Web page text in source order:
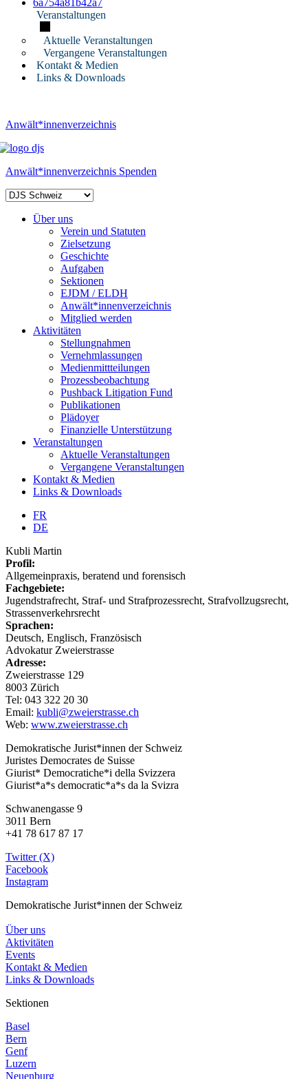
6a754a81b42a7
Veranstaltungen
Aktuelle Veranstaltungen
Vergangene Veranstaltungen
Kontakt & Medien
Links & Downloads
Anwält*innenverzeichnis
Anwält*innenverzeichnis Spenden
Über uns
Verein und Statuten
Zielsetzung
Geschichte
Aufgaben
Sektionen
EJDM / ELDH
Anwält*innenverzeichnis
Mitglied werden
Aktivitäten
Stellungnahmen
Vernehmlassungen
Medienmittteilungen
Prozessbeobachtung
Pushback Litigation Fund
Publikationen
Plädoyer
Finanzielle Unterstützung
Veranstaltungen
Aktuelle Veranstaltungen
Vergangene Veranstaltungen
Kontakt & Medien
Links & Downloads
FR
DE
Kubli Martin
Profil:
Allgemeinpraxis, beratend und forensisch
Fachgebiete:
Jugendstrafrecht, Straf- und Strafprozessrecht, Strafvollzugsrecht,
Strassenverkehrsrecht
Sprachen:
Deutsch, Englisch, Französisch
Advokatur Zweierstrasse
Adresse:
Zweierstrasse 129
8003 Zürich
Tel: 043 322 20 30
Email: kubli@zweierstrasse.ch
Web: www.zweierstrasse.ch
Demokratische Jurist*innen der Schweiz
Juristes Democrates de Suisse
Giurist* Democratiche*i della Svizzera
Giurist*a*s democratic*a*s da la Svizra
Schwanengasse 9
3011 Bern
+41 78 617 87 17
Twitter (X)
Facebook
Instagram
Demokratische Jurist*innen der Schweiz
Über uns
Aktivitäten
Events
Kontakt & Medien
Links & Downloads
Sektionen
Basel
Bern
Genf
Luzern
Neuenburg